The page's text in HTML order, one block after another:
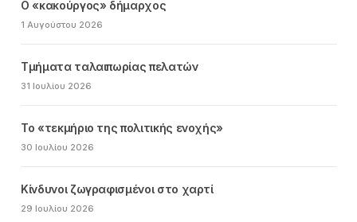
Ο «κακούργος» δήμαρχος
1 Αυγούστου 2026
Τμήματα ταλαιπωρίας πελατών
31 Ιουλίου 2026
Το «τεκμήριο της πολιτικής ενοχής»
30 Ιουλίου 2026
Κίνδυνοι ζωγραφισμένοι στο χαρτί
29 Ιουλίου 2026